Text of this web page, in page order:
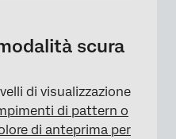
scura
di visualizzazione
di pattern o
di anteprima per